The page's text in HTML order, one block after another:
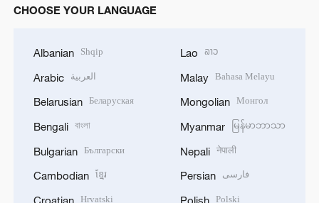
CHOOSE YOUR LANGUAGE
Albanian Shqip
Arabic العربية
Belarusian Беларуская
Bengali বাংলা
Bulgarian Български
Cambodian ខ្មែរ
Croatian Hrvatski
Lao ລາວ
Malay Bahasa Melayu
Mongolian Монгол
Myanmar မြန်မာဘာသာ
Nepali नेपाली
Persian فارسی
Polish Polski